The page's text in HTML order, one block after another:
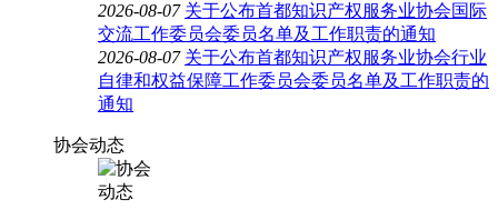
2026-08-07 关于公布首都知识产权服务业协会国际
交流工作委员会委员名单及工作职责的通知
2026-08-07 关于公布首都知识产权服务业协会行业
自律和权益保障工作委员会委员名单及工作职责的
通知
协会动态